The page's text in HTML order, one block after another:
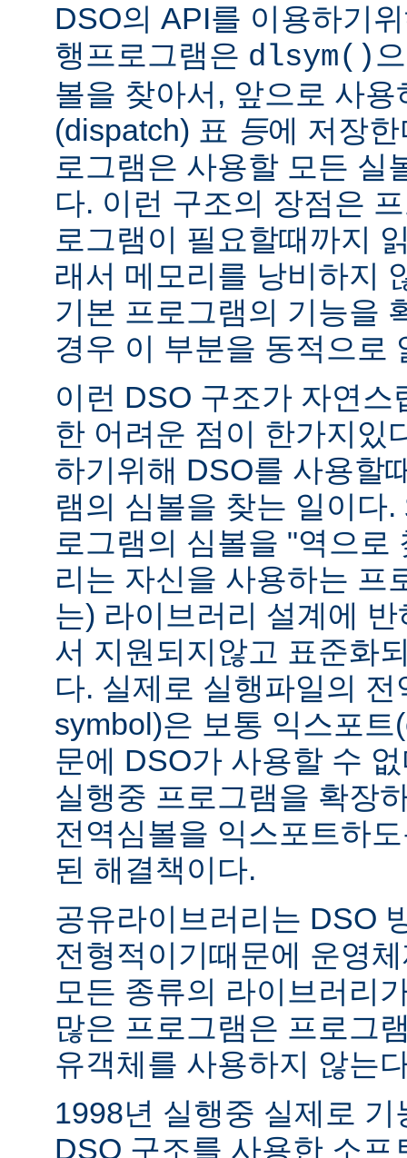
DSO의 API를 이용하기
행프로그램은 dlsym()
볼을 찾아서, 앞으로 사
(dispatch) 표 등에 저장
로그램은 사용할 모든 실
다. 이런 구조의 장점은
로그램이 필요할때까지
래서 메모리를 낭비하지
기본 프로그램의 기능을
경우 이 부분을 동적으로
이런 DSO 구조가 자연
한 어려운 점이 한가지있
하기위해 DSO를 사용할
램의 심볼을 찾는 일이다
로그램의 심볼을 "역으로
리는 자신을 사용하는 프
는) 라이브러리 설계에
서 지원되지않고 표준화
다. 실제로 실행파일의
symbol)은 보통 익스포
문에 DSO가 사용할 수
실행중 프로그램을 확장
전역심볼을 익스포트하
된 해결책이다.
공유라이브러리는 DSO
전형적이기때문에 운영
모든 종류의 라이브러리
많은 프로그램은 프로그
유객체를 사용하지 않는
1998년 실행중 실제로
DSO 구조를 사용한 소